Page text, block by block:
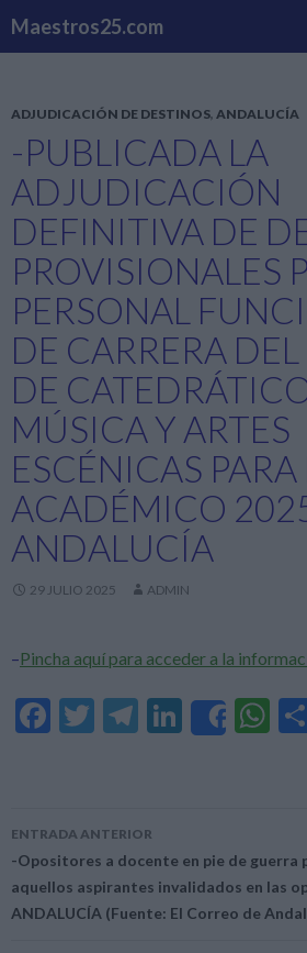
Maestros25.com
ADJUDICACIÓN DE DESTINOS, ANDALUCÍA
-PUBLICADA LA
ADJUDICACIÓN
DEFINITIVA DE
PROVISIONALES
PERSONAL
DE CARRERA
DE
MÚSICA Y ARTES
ESCÉNICAS
ACADÉMICO
ANDALUCÍA
29 JULIO 2025 ADMIN
–Pincha aquí para acceder a la
F
b
o
o
k
T
er
T
gr
a
m
Li
n
n
Share
W
A
p
p
Navegación
de
ENTRADA ANTERIOR
-Opositores a docente en pie de guerra
aquellos aspirantes invalidados en las
ANDALUCÍA (Fuente: El Correo de